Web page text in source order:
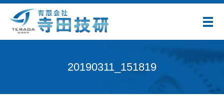
メ
20190311_151819